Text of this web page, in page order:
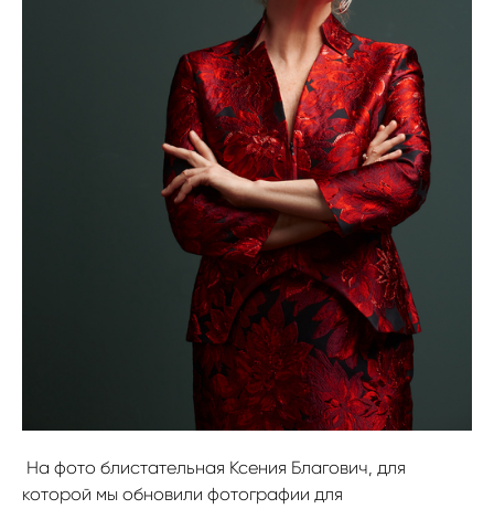
На фото блистательная Ксения Благович, для
которой мы обновили фотографии для